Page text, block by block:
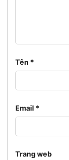
Tên *
Email *
Trang web